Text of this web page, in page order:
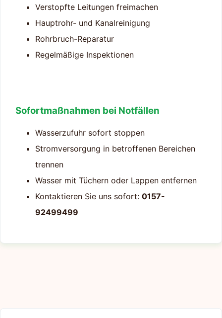
Verstopfte Leitungen freimachen
Hauptrohr- und Kanalreinigung
Rohrbruch-Reparatur
Regelmäßige Inspektionen
Sofortmaßnahmen bei Notfällen
Wasserzufuhr sofort stoppen
Stromversorgung in betroffenen Bereichen
trennen
Wasser mit Tüchern oder Lappen entfernen
Kontaktieren Sie uns sofort: 0157-
92499499